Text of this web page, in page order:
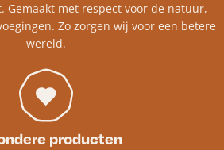
Gemaakt met respect voor de natuur,
Zo zorgen wij voor een betere
wereld.
producten